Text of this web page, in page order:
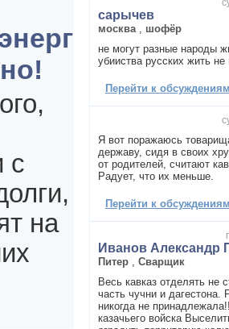
сарычев
москва
шофёр
не могут разные народы
убииства русских жить не
Перейти к
Я вот поражаюсь
державу, сидя в своих
от родителей, считают
Радует, что их меньше.
Перейти к
Иванов Александр
Питер
Сварщик
Весь кавказ отделять не
часть чучни и дагестона.
никогда не
казачьего войска
с
на